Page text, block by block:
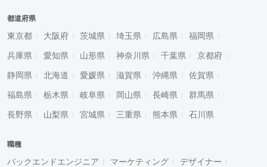
都道府県
東京都 大阪府 茨城県 埼玉県 広島県 福岡県
兵庫県 愛知県 山形県 神奈川県 千葉県 京都府
静岡県 北海道 愛媛県 滋賀県 沖縄県 佐賀県
福島県 栃木県 岐阜県 岡山県 長崎県 群馬県
長野県 山梨県 宮城県 三重県 熊本県 石川県
職種
バックエンドエンジニア マーケティング デザイナー